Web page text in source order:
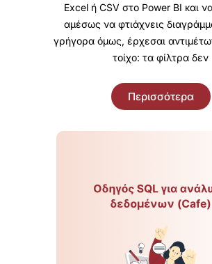
Excel ή CSV στο Power BI και
αμέσως να φτιάχνεις
γρήγορα όμως, έρχεσαι
τοίχο: τα φίλτρα δεν
Περισσότερα